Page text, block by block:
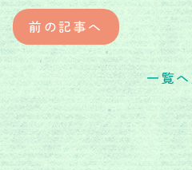
前の記事へ
一覧へ